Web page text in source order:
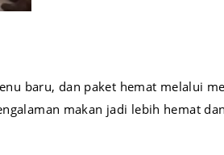
baru, dan paket hemat melalui
makan jadi lebih hemat